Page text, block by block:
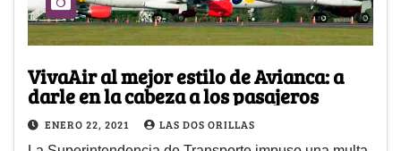
VivaAir al mejor estilo de Avianca: a
darle en la cabeza a los pasajeros
ENERO 22, 2021 LAS DOS ORILLAS